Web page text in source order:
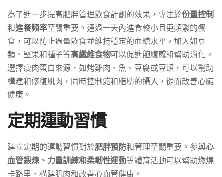
為了進一步提高肥胖管理飲食計劃的效果，專注於份量控制
和進餐頻率至關重要。通過一天內進食較小且更頻繁的餐
食，可以防止過量飲食並維持穩定的血糖水平。加入如豆
類、堅果和種子等高纖維食物可以促進飽腹感和幫助消化。
選擇瘦肉蛋白來源，如烤雞肉、魚、豆腐或豆類，可以幫助
構建和修復肌肉，同時控制飽和脂肪的攝入，從而改善心臟
健康。
定期運動習慣
建立定期的運動習慣對於肥胖預防和管理至關重要。參與心
血管鍛煉、力量訓練和柔韌性運動等體育活動可以幫助燃燒
卡路里、構建肌肉和改善心血管健康。